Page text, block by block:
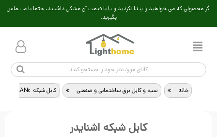
اگر محصولی که می خواهید را پیدا نکردید و یا با قیمت آن مشکل داشتید، حتما با ما تماس
بگیرید.
خانه > سیم و کابل برق ساختمانی و صنعتی > کابل شبکه LAN
کابل شبکه اشنایدر